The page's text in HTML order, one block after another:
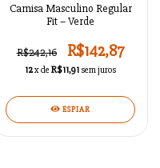
Camisa Masculino Regular
Fit – Verde
R$242,16 R$142,87
12x de R$11,91 sem juros
ESPIAR